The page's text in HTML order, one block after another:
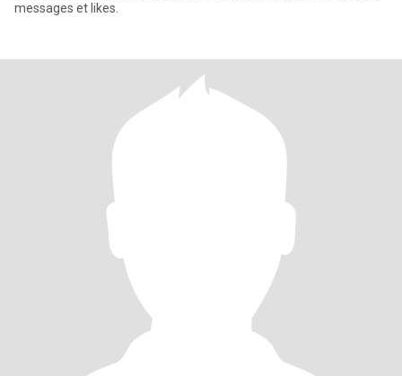
messages et likes.